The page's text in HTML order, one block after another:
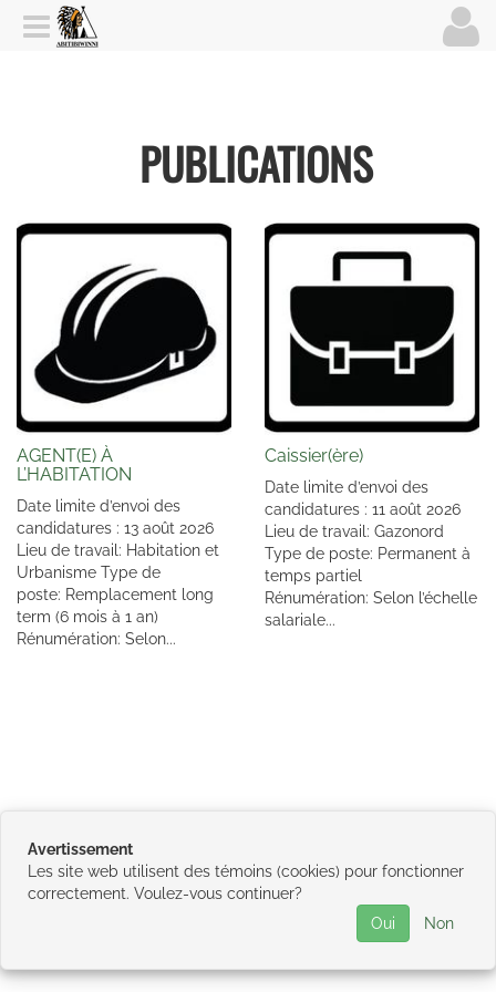
PUBLICATIONS
AGENT(E) À
L’HABITATION
Date limite d’envoi des
candidatures : 13 août 2026
Lieu de travail: Habitation et
Urbanisme Type de
poste: Remplacement long
term (6 mois à 1 an)
Rénumération: Selon...
Caissier(ère)
Date limite d’envoi des
candidatures : 11 août 2026
Lieu de travail: Gazonord
Type de poste: Permanent à
temps partiel
Rénumération: Selon l’échelle
salariale...
Avertissement
Les site web utilisent des témoins (cookies) pour fonctionner
correctement. Voulez-vous continuer?
Oui
Non